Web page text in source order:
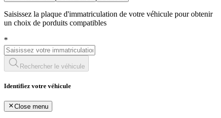
Saisissez la plaque d'immatriculation de votre véhicule pour obtenir
un choix de porduits compatibles
*
Rechercher le véhicule
Identifiez votre véhicule
Close menu